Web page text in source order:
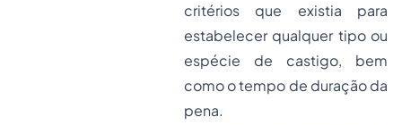
critérios que existia para
estabelecer qualquer tipo ou
espécie de castigo, bem
como o tempo de duração da
pena.